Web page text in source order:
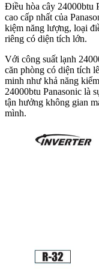
Điều hòa cây 24000btu
cao cấp nhất của
kiệm năng lượng, loại
riêng có diện tích lớn.
Với công suất lạnh
căn phòng có diện tích
minh như khả năng
24000btu Panasonic là
tận hưởng không gian
mình.